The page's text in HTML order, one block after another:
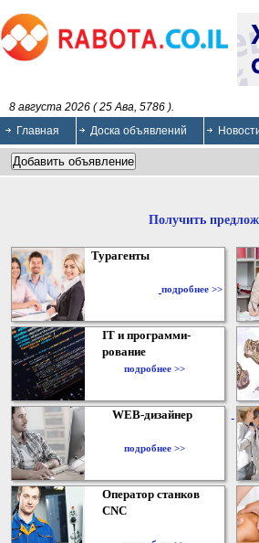
8 августа 2026 ( 25 Ава, 5786 ).
Главная
Доска объявлений
Получить
Турагенты
подробнее >>
IT и программи-
рование
подробнее >>
WEB-дизайнер
подробнее >>
Оператор станков
CNC